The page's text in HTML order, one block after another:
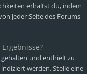
erhältst du, indem
jeder Seite des Forums
und enthielt zu
werden. Stelle eine